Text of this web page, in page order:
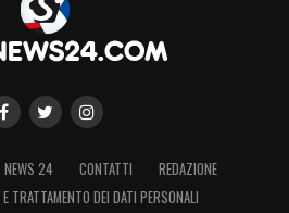
NEWS 24 CONTATTI
REDAZIONE
TRATTAMENTO DEI DATI PERSONALI